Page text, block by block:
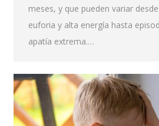
meses, y que pueden variar
euforia y alta energía hasta
apatía extrema.…